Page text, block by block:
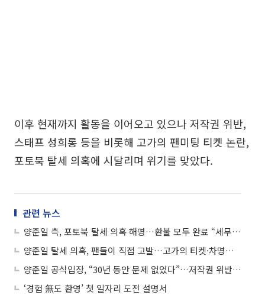
이후 현재까지 활동을 이어오고 있으나 저작권 위반,
스태프 성희롱 등을 비롯해 고가의 팬미팅 티켓 논란,
포토북 탈세 의혹에 시달리며 위기를 맞았다.
관련 뉴스
양준일 측, 포토북 탈세 의혹 해명…환불 모두 완료 “세무사 통해 세금 신고”
양준일 탈세 의혹, 팬들이 직접 고발…고가의 티켓·차명계좌 이용 ‘무슨 일?’
양준일 공식입장, “30년 동안 문제 없었다”…저작권 위반 논란 뭐길래?
‘경험 無도 환영’ 첫 일자리 도전 설명서